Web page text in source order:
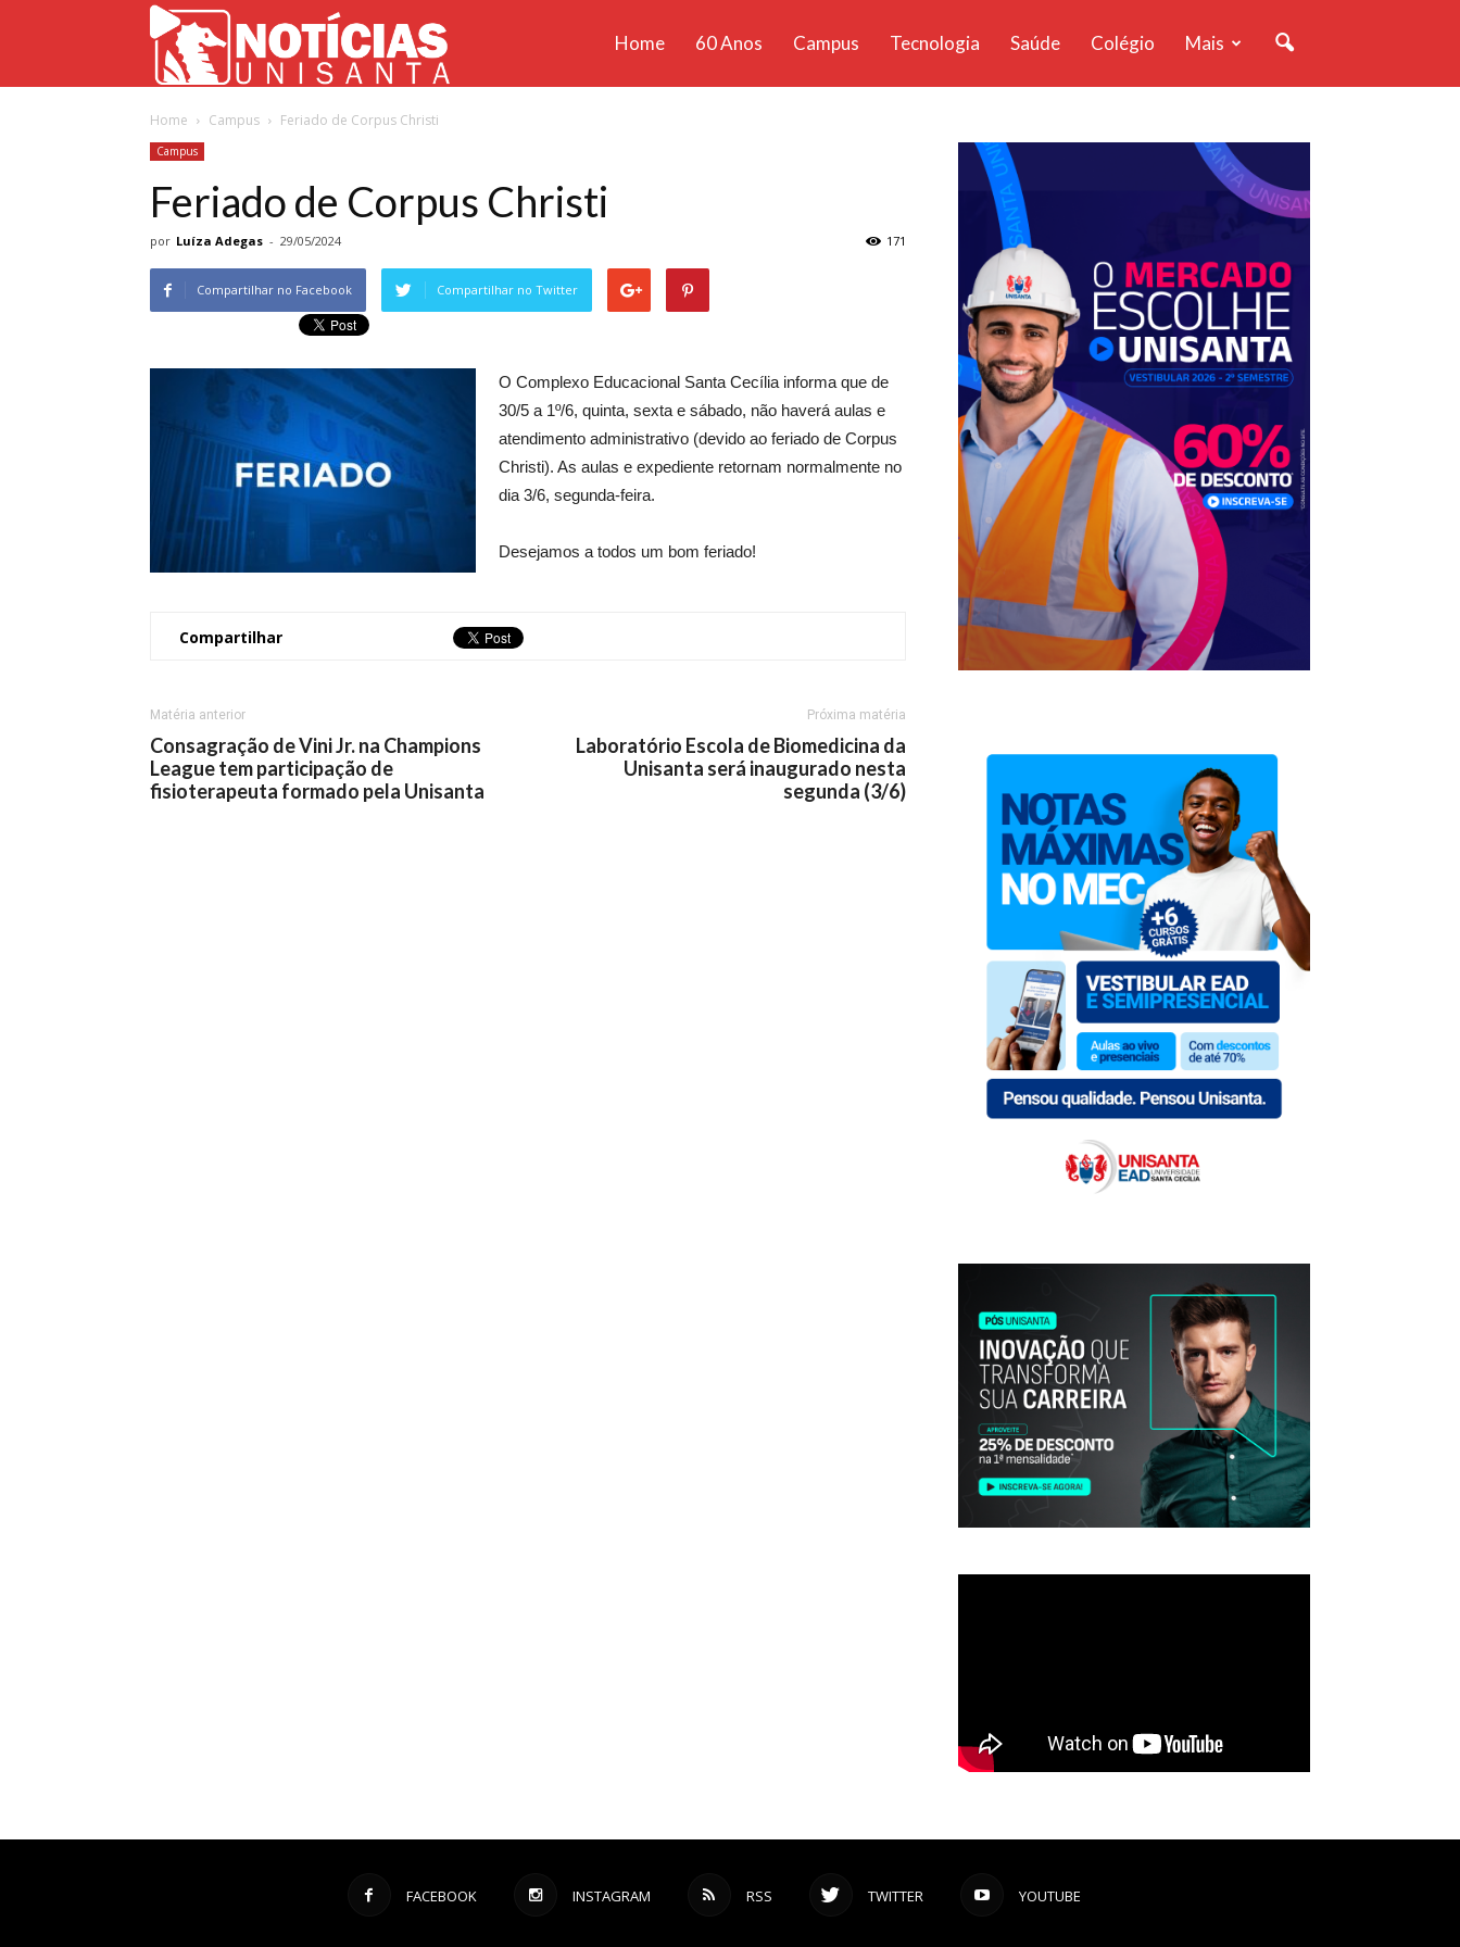
Home 60 Anos Campus Tecnologia Saúde Colégio Mais
Home Campus Feriado de Corpus Christi
Campus
Feriado de Corpus Christi
por Luíza Adegas - 29/05/2024 171
Compartilhar no Facebook Compartilhar no Twitter
O Complexo Educacional Santa Cecília informa que de
30/5 a 1º/6, quinta, sexta e sábado, não haverá aulas e
atendimento administrativo (devido ao feriado de Corpus
Christi). As aulas e expediente retornam normalmente no
dia 3/6, segunda-feira.
Desejamos a todos um bom feriado!
Compartilhar
Matéria anterior
Consagração de Vini Jr. na Champions
League tem participação de
fisioterapeuta formado pela Unisanta
Próxima matéria
Laboratório Escola de Biomedicina da
Unisanta será inaugurado nesta
segunda (3/6)
FACEBOOK INSTAGRAM RSS TWITTER YOUTUBE